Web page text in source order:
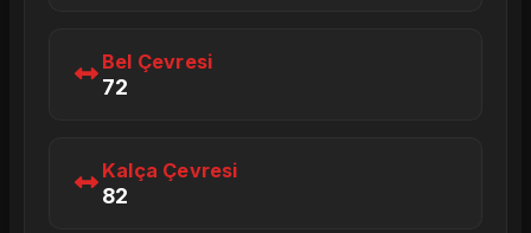
Bel Çevresi
72
Kalça Çevresi
82